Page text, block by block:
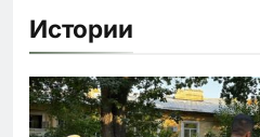
Истории